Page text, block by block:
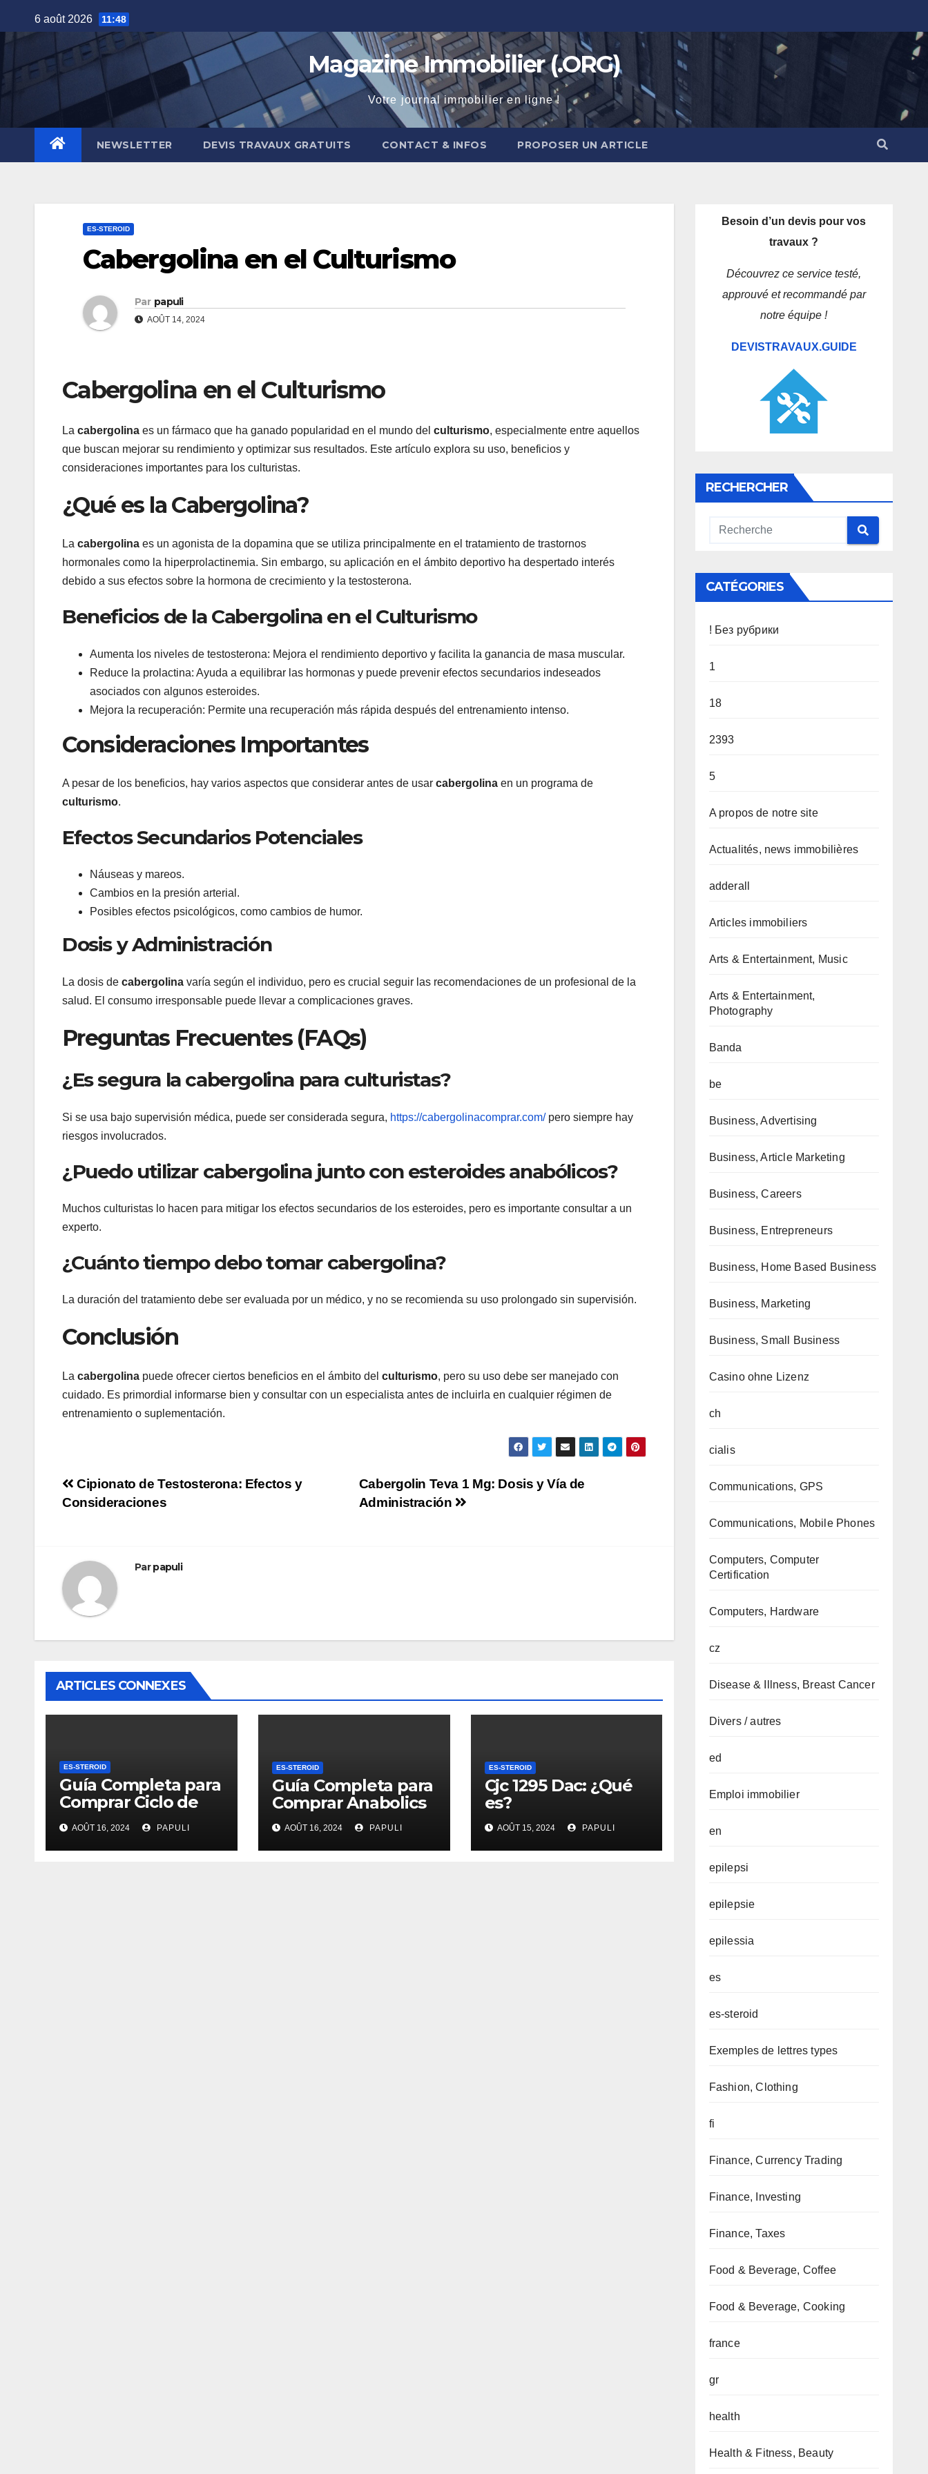
to
6 août 2026 11:48
Magazine Immobilier (.ORG)
Votre journal immobilier en ligne !
NEWSLETTER DEVIS TRAVAUX GRATUITS CONTACT & INFOS PROPOSER UN ARTICLE
ES-STEROID
Cabergolina en el Culturismo
Par papuli
AOÛT 14, 2024
Cabergolina en el Culturismo
La cabergolina es un fármaco que ha ganado popularidad en el mundo del culturismo, especialmente entre aquellos
que buscan mejorar su rendimiento y optimizar sus resultados. Este artículo explora su uso, beneficios y
consideraciones importantes para los culturistas.
¿Qué es la Cabergolina?
La cabergolina es un agonista de la dopamina que se utiliza principalmente en el tratamiento de trastornos
hormonales como la hiperprolactinemia. Sin embargo, su aplicación en el ámbito deportivo ha despertado interés
debido a sus efectos sobre la hormona de crecimiento y la testosterona.
Beneficios de la Cabergolina en el Culturismo
Aumenta los niveles de testosterona: Mejora el rendimiento deportivo y facilita la ganancia de masa muscular.
Reduce la prolactina: Ayuda a equilibrar las hormonas y puede prevenir efectos secundarios indeseados
asociados con algunos esteroides.
Mejora la recuperación: Permite una recuperación más rápida después del entrenamiento intenso.
Consideraciones Importantes
A pesar de los beneficios, hay varios aspectos que considerar antes de usar cabergolina en un programa de
culturismo.
Efectos Secundarios Potenciales
Náuseas y mareos.
Cambios en la presión arterial.
Posibles efectos psicológicos, como cambios de humor.
Dosis y Administración
La dosis de cabergolina varía según el individuo, pero es crucial seguir las recomendaciones de un profesional de la
salud. El consumo irresponsable puede llevar a complicaciones graves.
Preguntas Frecuentes (FAQs)
¿Es segura la cabergolina para culturistas?
Si se usa bajo supervisión médica, puede ser considerada segura, https://cabergolinacomprar.com/pero siempre hay
riesgos involucrados.
¿Puedo utilizar cabergolina junto con esteroides anabólicos?
Muchos culturistas lo hacen para mitigar los efectos secundarios de los esteroides, pero es importante consultar a un
experto.
¿Cuánto tiempo debo tomar cabergolina?
La duración del tratamiento debe ser evaluada por un médico, y no se recomienda su uso prolongado sin supervisión.
Conclusión
La cabergolina puede ofrecer ciertos beneficios en el ámbito del culturismo, pero su uso debe ser manejado con
cuidado. Es primordial informarse bien y consultar con un especialista antes de incluirla en cualquier régimen de
entrenamiento o suplementación.
Navigation
Cabergolin Teva 1 Mg: Dosis y Vía de
Administración
Cipionato de Testosterona: Efectos y
Consideraciones
Parpapuli
ARTICLES CONNEXES
ES-STEROID
Guía Completa para
Comprar Ciclo de
Esteroides
AOÛT 16, 2024 PAPULI
ES-STEROID
Guía Completa para
Comprar Anabolics
AOÛT 16, 2024 PAPULI
ES-STEROID
Cjc 1295 Dac: ¿Qué
es?
AOÛT 15, 2024 PAPULI
Besoin d’un devis pour vos
travaux ?
Découvrez ce service testé,
approuvé et recommandé par
notre équipe !
DEVISTRAVAUX.GUIDE
RECHERCHER
CATÉGORIES
! Без рубрики
1
18
2393
5
A propos de notre site
Actualités, news immobilières
adderall
Articles immobiliers
Arts & Entertainment, Music
Arts & Entertainment,
Photography
Banda
be
Business, Advertising
Business, Article Marketing
Business, Careers
Business, Entrepreneurs
Business, Home Based Business
Business, Marketing
Business, Small Business
Casino ohne Lizenz
ch
cialis
Communications, GPS
Communications, Mobile Phones
Computers, Computer
Certification
Computers, Hardware
cz
Disease & Illness, Breast Cancer
Divers / autres
ed
Emploi immobilier
en
epilepsi
epilepsie
epilessia
es
es-steroid
Exemples de lettres types
Fashion, Clothing
fi
Finance, Currency Trading
Finance, Investing
Finance, Taxes
Food & Beverage, Coffee
Food & Beverage, Cooking
france
gr
health
Health & Fitness, Beauty